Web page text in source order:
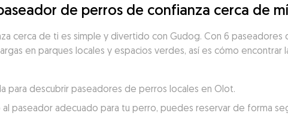
de perros de confianza cerca de
cerca de ti es simple y divertido con Gudog. Con 6
en parques locales y espacios verdes, así es cómo encontrar
para descubrir paseadores de perros locales en Olot.
al paseador adecuado para tu perro, puedes reservar de forma